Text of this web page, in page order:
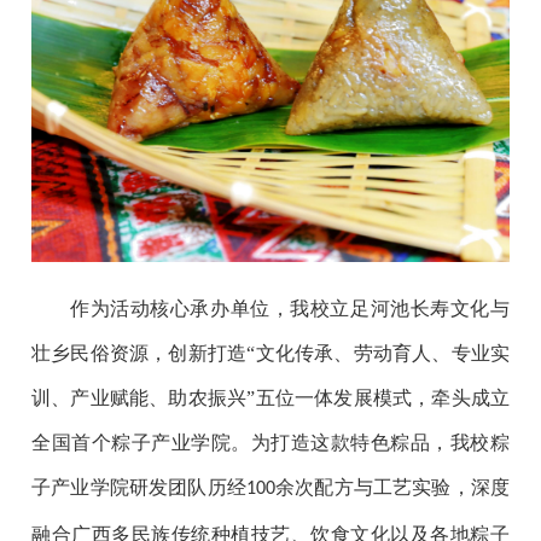
作为活动核心承办单位，我校立足河池长寿文化与
壮乡民俗资源，创新打造“文化传承、劳动育人、专业实
训、产业赋能、助农振兴”五位一体发展模式，牵头成立
全国首个粽子产业学院。为打造这款特色粽品，我校粽
子产业学院研发团队历经100余次配方与工艺实验，深度
融合广西多民族传统种植技艺、饮食文化以及各地粽子